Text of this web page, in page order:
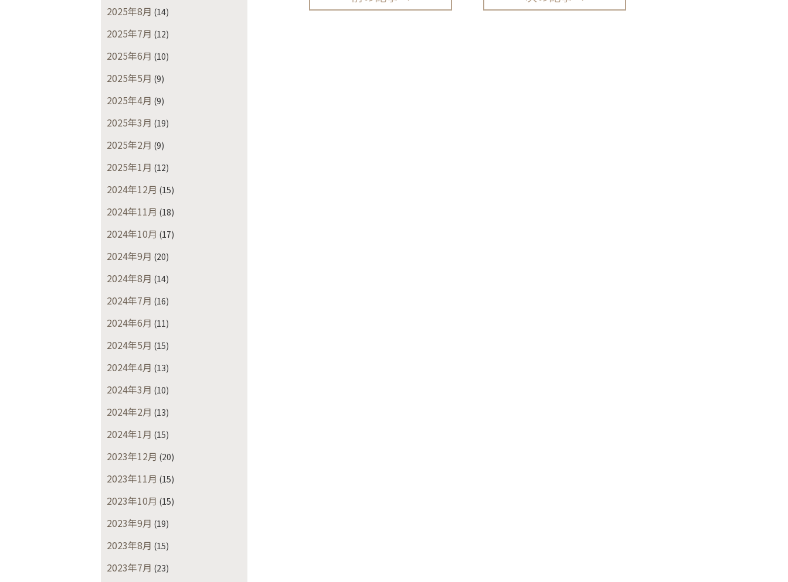
2025年8月 (14)
2025年7月 (12)
2025年6月 (10)
2025年5月 (9)
2025年4月 (9)
2025年3月 (19)
2025年2月 (9)
2025年1月 (12)
2024年12月 (15)
2024年11月 (18)
2024年10月 (17)
2024年9月 (20)
2024年8月 (14)
2024年7月 (16)
2024年6月 (11)
2024年5月 (15)
2024年4月 (13)
2024年3月 (10)
2024年2月 (13)
2024年1月 (15)
2023年12月 (20)
2023年11月 (15)
2023年10月 (15)
2023年9月 (19)
2023年8月 (15)
2023年7月 (23)